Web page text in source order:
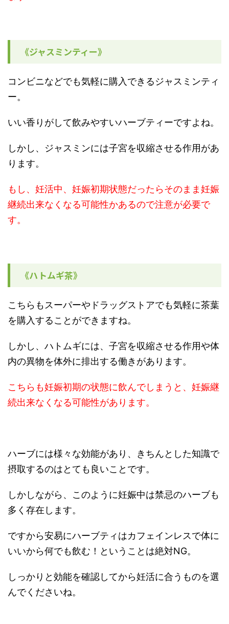
《ジャスミンティー》
コンビニなどでも気軽に購入できるジャスミンティ
ー。
いい香りがして飲みやすいハーブティーですよね。
しかし、ジャスミンには子宮を収縮させる作用があ
ります。
もし、妊活中、妊娠初期状態だったらそのまま妊娠
継続出来なくなる可能性かあるので注意が必要で
す。
《ハトムギ茶》
こちらもスーパーやドラッグストアでも気軽に茶葉
を購入することができますね。
しかし、ハトムギには、子宮を収縮させる作用や体
内の異物を体外に排出する働きがあります。
こちらも妊娠初期の状態に飲んでしまうと、妊娠継
続出来なくなる可能性があります。
ハーブには様々な効能があり、きちんとした知識で
摂取するのはとても良いことです。
しかしながら、このように妊娠中は禁忌のハーブも
多く存在します。
ですから安易にハーブティはカフェインレスで体に
いいから何でも飲む！ということは絶対NG。
しっかりと効能を確認してから妊活に合うものを選
んでくださいね。